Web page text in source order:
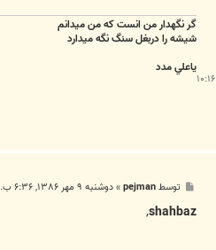
چهارشنبه ۲۷ دی ۱۳۸۵, ۱۰:۱۶
گر نگهدار من انست كه من ميدانم
شيشه را دربغل سنگ نگه ميدارد
ياعلي مدد
ت
توسطpejman
»دوشنبه ۹ مهر ۱۳۸۶, ۶:۳۶ ب.ظ
shahbaz
,